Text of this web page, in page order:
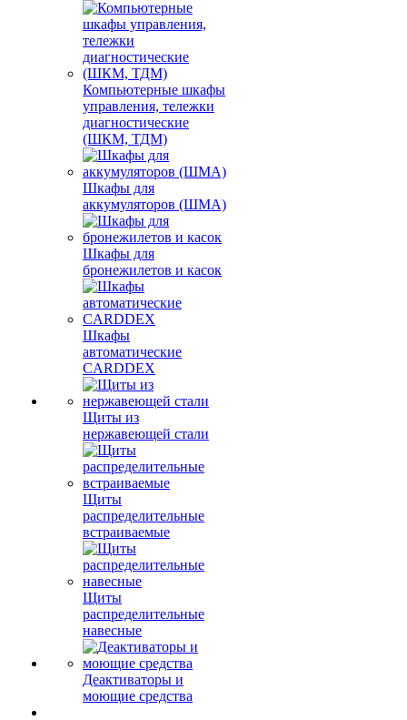
Компьютерные шкафы
управления, тележки
диагностические
(ШКМ, ТДМ)
Шкафы для
аккумуляторов (ШМА)
Шкафы для
бронежилетов и касок
Шкафы
автоматические
CARDDEX
Щиты из
нержавеющей стали
Щиты
распределительные
встраиваемые
Щиты
распределительные
навесные
Деактиваторы и
моющие средства